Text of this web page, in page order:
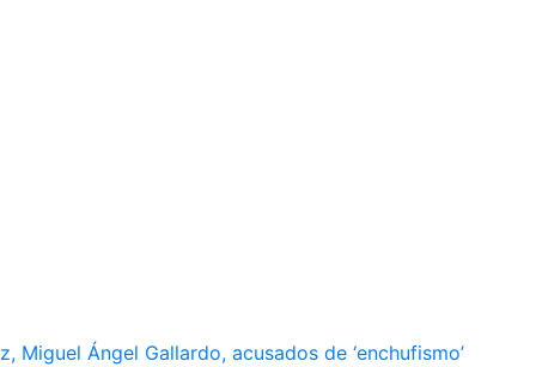
Ángel Gallardo, acusados de ‘enchufismo’